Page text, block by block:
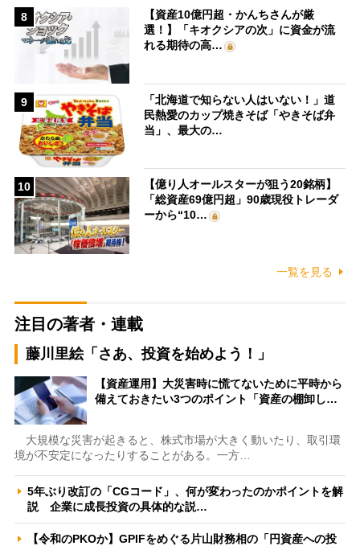
8
【資産10億円超・かんちさんが厳
選！】「キオクシアの次」に資金が流
れる期待の高…
9
「北海道で知らない人はいない！」道
民熱愛のカップ焼きそば「やきそば弁
当」、最大の…
10
【億り人オールスターが狙う20銘柄】
「総資産69億円超」90歳現役トレーダ
ーから“10…
一覧を見る
注目の著者・連載
藤川里絵「さあ、投資を始めよう！」
【資産運用】大災害時に慌てないために平時から
備えておきたい3つのポイント「資産の棚卸し…
大規模な災害が起きると、株式市場が大きく動いたり、取引環
境が不安定になったりすることがある。一方…
5年ぶり改訂の「CGコード」、何が変わったのかポイントを解
説 企業に成長投資の具体的な説…
【令和のPKOか】GPIFをめぐる片山財務相の「円資産への投